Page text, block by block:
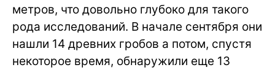
метров, что довольно глубоко для такого
рода исследований. В начале сентября они
нашли 14 древних гробов а потом, спустя
некоторое время, обнаружили еще 13